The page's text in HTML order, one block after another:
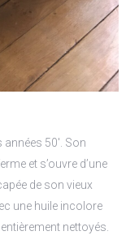
50′. Son
et s’ouvre d’une
de son vieux
une huile incolore
nettoyés.